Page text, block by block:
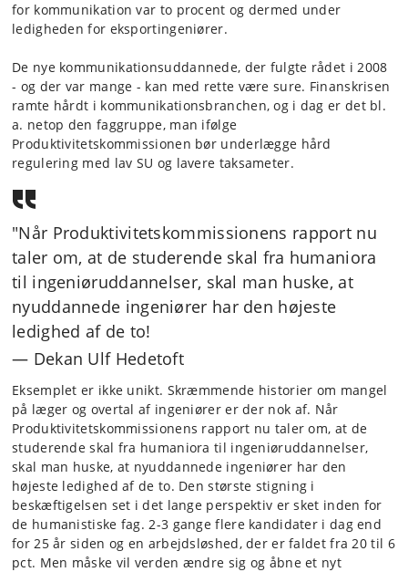
for kommunikation var to procent og dermed under
ledigheden for eksportingeniører.
De nye kommunikationsuddannede, der fulgte rådet i 2008
- og der var mange - kan med rette være sure. Finanskrisen
ramte hårdt i kommunikationsbranchen, og i dag er det bl.
a. netop den faggruppe, man ifølge
Produktivitetskommissionen bør underlægge hård
regulering med lav SU og lavere taksameter.
"Når Produktivitetskommissionens rapport nu
taler om, at de studerende skal fra humaniora
til ingeniøruddannelser, skal man huske, at
nyuddannede ingeniører har den højeste
ledighed af de to!
— Dekan Ulf Hedetoft
Eksemplet er ikke unikt. Skræmmende historier om mangel
på læger og overtal af ingeniører er der nok af. Når
Produktivitetskommissionens rapport nu taler om, at de
studerende skal fra humaniora til ingeniøruddannelser,
skal man huske, at nyuddannede ingeniører har den
højeste ledighed af de to. Den største stigning i
beskæftigelsen set i det lange perspektiv er sket inden for
de humanistiske fag. 2-3 gange flere kandidater i dag end
for 25 år siden og en arbejdsløshed, der er faldet fra 20 til 6
pct. Men måske vil verden ændre sig og åbne et nyt